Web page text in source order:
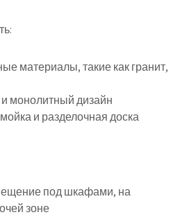
материалы, такие как гранит,
монолитный дизайн
и разделочная доска
под шкафами, на
зоне